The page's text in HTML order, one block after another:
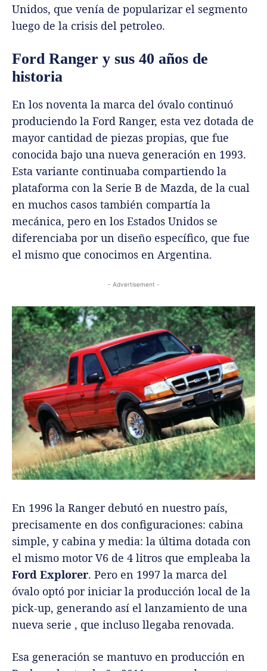
Unidos, que venía de popularizar el segmento
luego de la crisis del petroleo.
Ford Ranger y sus 40 años de
historia
En los noventa la marca del óvalo continuó
produciendo la Ford Ranger, esta vez dotada de
mayor cantidad de piezas propias, que fue
conocida bajo una nueva generación en 1993.
Esta variante continuaba compartiendo la
plataforma con la Serie B de Mazda, de la cual
en muchos casos también compartía la
mecánica, pero en los Estados Unidos se
diferenciaba por un diseño específico, que fue
el mismo que conocimos en Argentina.
- Advertisement -
En 1996 la Ranger debutó en nuestro país,
precisamente en dos configuraciones: cabina
simple, y cabina y media: la última dotada con
el mismo motor V6 de 4 litros que empleaba la
Ford Explorer. Pero en 1997 la marca del
óvalo optó por iniciar la producción local de la
pick-up, generando así el lanzamiento de una
nueva serie , que incluso llegaba renovada.
Esa generación se mantuvo en producción en